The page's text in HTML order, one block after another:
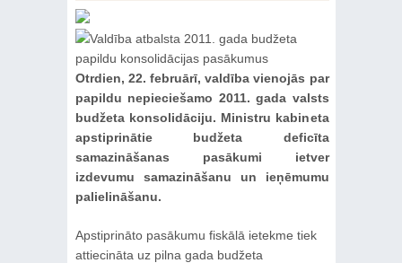
Otrdien, 22. februārī, valdība vienojās par
papildu nepieciešamo 2011. gada valsts
budžeta konsolidāciju. Ministru kabineta
apstiprinātie budžeta deficīta
samazināšanas pasākumi ietver
izdevumu samazināšanu un ieņēmumu
palielināšanu.
Apstiprināto pasākumu fiskālā ietekme tiek
attiecināta uz pilna gada budžeta